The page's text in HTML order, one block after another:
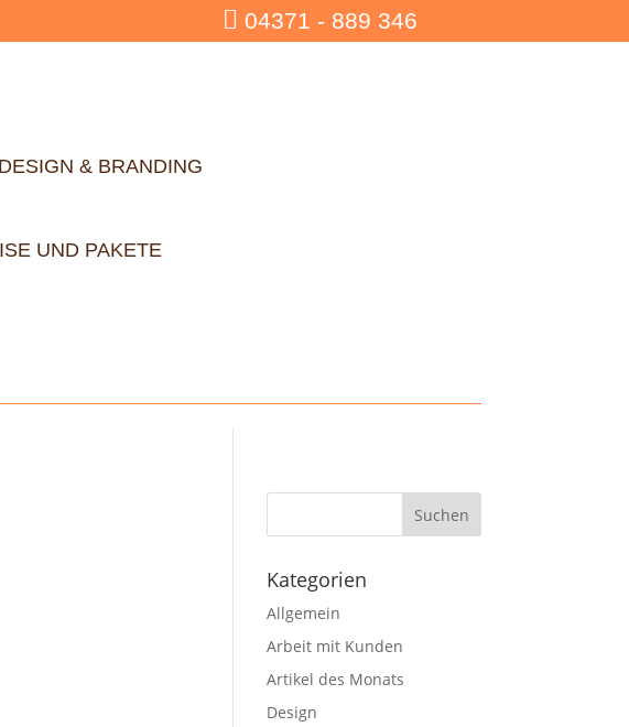
 04371 - 889 346
& BRANDING
UND PAKETE
Kategorien
Allgemein
Arbeit mit Kunden
Artikel des Monats
Design